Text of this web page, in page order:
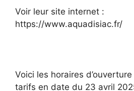
Voir leur site internet :
https://www.aquadisiac.fr/
Voici les horaires
tarifs en date du 23 avril